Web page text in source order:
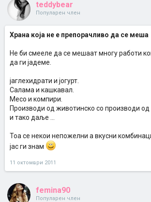
teddybear
Популарен член
Храна која не е препорачливо да се меша
Не би смееле да се мешаат многу работи
да ги јадеме.
јаглехидрати и јогурт.
Салама и кашкавал.
Месо и компири.
Производи од животинско со производи од
и тако даље ...
Тоа се некои непожелни а вкусни
јас ги знам
11 октомври 2011
femina90
Популарен член